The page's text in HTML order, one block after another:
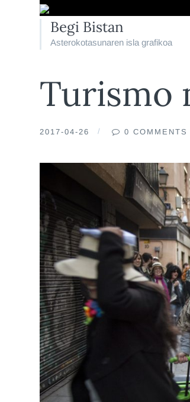
Begi Bistan
Asterokotasunaren isla grafikoa
Turismo
2017-04-26 0 COMMENTS